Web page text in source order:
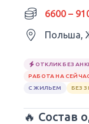
обеды
6600 –
Польша,
ОТКЛИК БЕЗ
РАБОТА НА
С ЖИЛЬЕМ
БЕЗ
🔥 Состав